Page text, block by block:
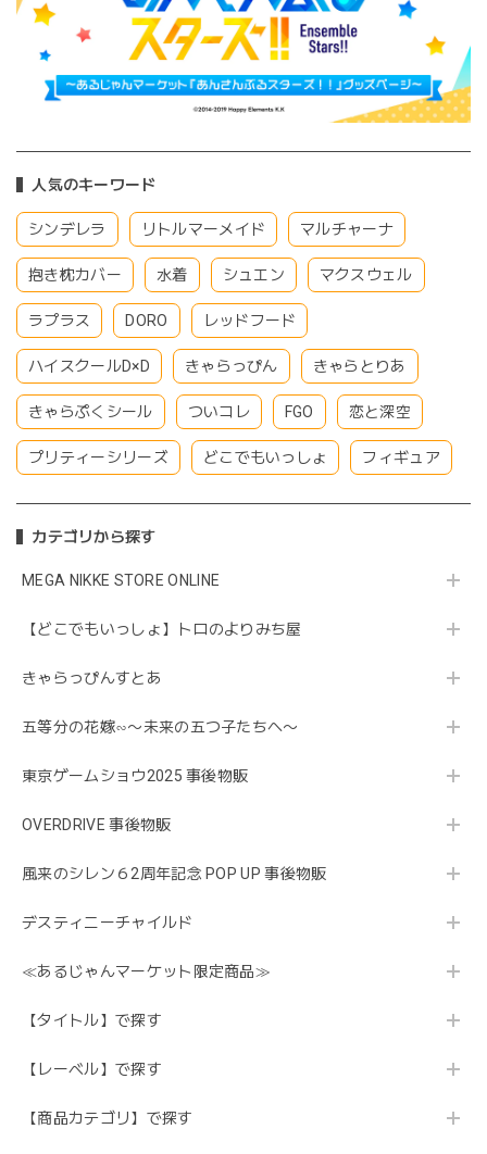
人気のキーワード
シンデレラ リトルマーメイド マルチャーナ
抱き枕カバー 水着 シュエン マクスウェル
ラプラス DORO レッドフード
ハイスクールD×D きゃらっぴん きゃらとりあ
きゃらぷくシール ついコレ FGO 恋と深空
プリティーシリーズ どこでもいっしょ フィギュア
カテゴリから探す
MEGA NIKKE STORE ONLINE
【どこでもいっしょ】トロのよりみち屋
きゃらっぴんすとあ
五等分の花嫁∽〜未来の五つ子たちへ〜
東京ゲームショウ2025 事後物販
OVERDRIVE 事後物販
風来のシレン６2周年記念 POP UP 事後物販
デスティニーチャイルド
≪あるじゃんマーケット限定商品≫
【タイトル】で探す
【レーベル】で探す
【商品カテゴリ】で探す